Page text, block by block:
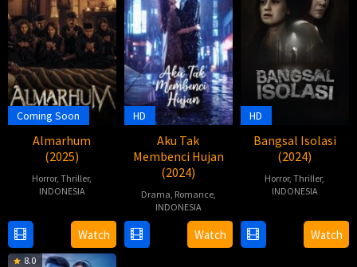
Coming Soon
Almarhum
(2025)
Horror,Thriller,
INDONESIA
Jan
2025
Adhe
Dharmastriya
Watch
HD
Aku Tak
Membenci Hujan
(2024)
Drama Romance,
INDONESIA
Dec
Adhe
Dharmastriya
Watch
HD
Bangsal Isolasi
(2024)
Horror,Thriller,
INDONESIA
2024
Adhe
Watch
8.0